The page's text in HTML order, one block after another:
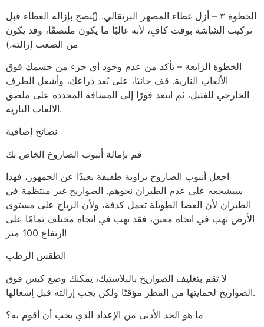
الخطوة ٣ – أزل غطاء المصهر البرتقالي. (يُنصح بإزالة الغطاء قبل
تركيب الشاشة بوقت كافٍ، لأنه غالبًا ما يكون ملتصقًا، وقد يكون
من الصعب إزالته.)
الخطوة الرابعة – تأكد من عدم وجود أي جزء من جسمك فوق
الألعاب النارية. قف جانبًا، على بُعد ذراعك، وأشعل الطرف
الخارجي للفتيل، ثم ابتعد فورًا إلى المسافة المحددة على ملصق
الألعاب النارية.
نصائح إضافية
قم بإمالة أنبوب الصاروخ الخاص بك
اجعل أنبوب الصاروخ بزاوية طفيفة بعيدًا عن الجمهور، فهذا
سيشجعه على عدم الطيران نحوهم. الصواريخ غير منتظمة في
الطيران لأن العصا الطويلة تعمل كدفة، ولأن الرياح على مستوى
الأرض تهب في اتجاه معين، فقد تهب في اتجاه مختلف تمامًا على
ارتفاع 100 متر!
الطقس الرطب
لا تقم بتغليف الصواريخ بالبلاستيك، يمكنك وضع كيس فوق
الصواريخ لحمايتها من المطر مؤقتًا ولكن يجب إزالته قبل إشعالها.
ما هو الحد الأدنى من الإعداد الذي يجب أن أقوم به؟